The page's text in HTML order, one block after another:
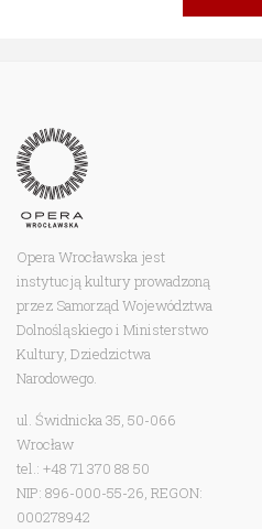
Opera Wrocławska jest
instytucją kultury prowadzoną
przez Samorząd Województwa
Dolnośląskiego i Ministerstwo
Kultury, Dziedzictwa
Narodowego.
ul. Świdnicka 35, 50-066
Wrocław
tel.: +48 71 370 88 50
NIP: 896-000-55-26, REGON:
000278942